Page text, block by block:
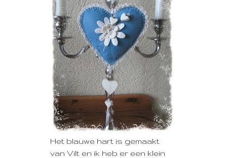
Het blauwe hart is gemaakt
van Vilt en ik heb er een klein